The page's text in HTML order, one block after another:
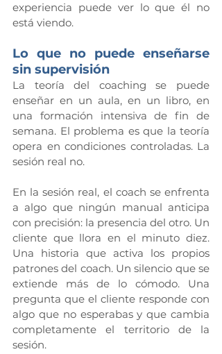
experiencia puede ver lo que él no
está viendo.
Lo que no puede enseñarse
sin supervisión
La teoría del coaching se puede
enseñar en un aula, en un libro, en
una formación intensiva de fin de
semana. El problema es que la teoría
opera en condiciones controladas. La
sesión real no.
En la sesión real, el coach se enfrenta
a algo que ningún manual anticipa
con precisión: la presencia del otro. Un
cliente que llora en el minuto diez.
Una historia que activa los propios
patrones del coach. Un silencio que se
extiende más de lo cómodo. Una
pregunta que el cliente responde con
algo que no esperabas y que cambia
completamente el territorio de la
sesión.